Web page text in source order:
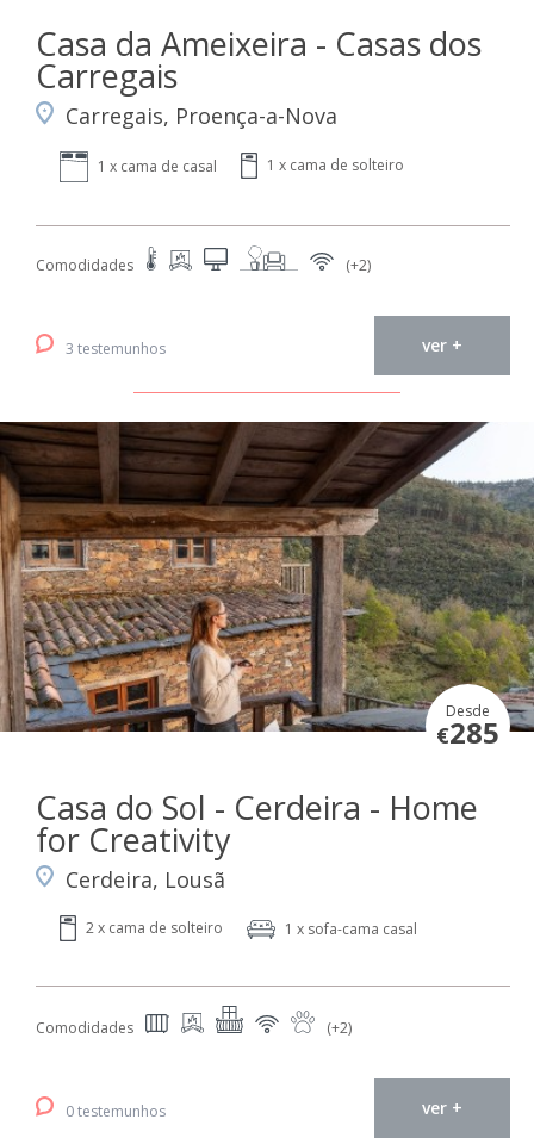
Casa da Ameixeira - Casas dos
Carregais
Carregais, Proença-a-Nova
1 x cama de casal 1 x cama de solteiro
Comodidades (+2)
3 testemunhos ver +
Desde
€285
Casa do Sol - Cerdeira - Home
for Creativity
Cerdeira, Lousã
2 x cama de solteiro 1 x sofa-cama casal
Comodidades (+2)
0 testemunhos ver +